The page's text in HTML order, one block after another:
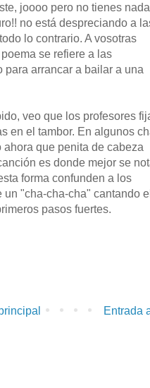
joooo pero no tienes nada
no está despreciando a
lo contrario. A vosotras
se refiere a las
arrancar a bailar a una
veo que los profesores
en el tambor. En algunos
que penita de cabeza
es donde mejor se
forma confunden a los
"cha-cha-cha" cantando el
pasos fuertes.
Entrada